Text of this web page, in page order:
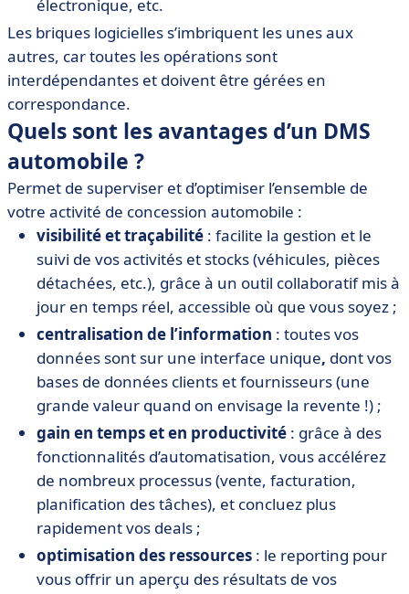
électronique, etc.
Les briques logicielles s’imbriquent les unes aux
autres, car toutes les opérations sont
interdépendantes et doivent être gérées en
correspondance.
Quels sont les avantages d’un DMS
automobile ?
Permet de superviser et d’optimiser l’ensemble de
votre activité de concession automobile :
visibilité et traçabilité : facilite la gestion et le
suivi de vos activités et stocks (véhicules, pièces
détachées, etc.), grâce à un outil collaboratif mis à
jour en temps réel, accessible où que vous soyez ;
centralisation de l’information : toutes vos
données sont sur une interface unique, dont vos
bases de données clients et fournisseurs (une
grande valeur quand on envisage la revente !) ;
gain en temps et en productivité : grâce à des
fonctionnalités d’automatisation, vous accélérez
de nombreux processus (vente, facturation,
planification des tâches), et concluez plus
rapidement vos deals ;
optimisation des ressources : le reporting pour
vous offrir un aperçu des résultats de vos